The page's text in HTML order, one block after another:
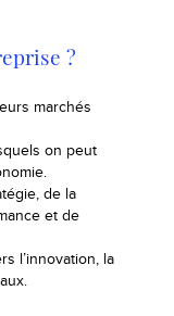
?
marchés
on peut
de la
et de
l’innovation, la